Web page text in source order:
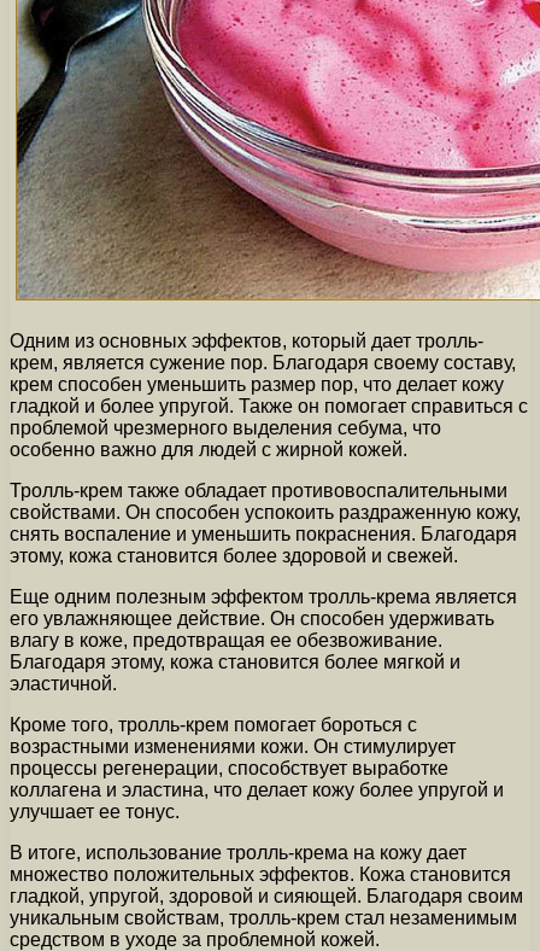
Одним из основных эффектов, который дает тролль-
крем, является сужение пор. Благодаря своему составу,
крем способен уменьшить размер пор, что делает кожу
гладкой и более упругой. Также он помогает справиться с
проблемой чрезмерного выделения себума, что
особенно важно для людей с жирной кожей.
Тролль-крем также обладает противовоспалительными
свойствами. Он способен успокоить раздраженную кожу,
снять воспаление и уменьшить покраснения. Благодаря
этому, кожа становится более здоровой и свежей.
Еще одним полезным эффектом тролль-крема является
его увлажняющее действие. Он способен удерживать
влагу в коже, предотвращая ее обезвоживание.
Благодаря этому, кожа становится более мягкой и
эластичной.
Кроме того, тролль-крем помогает бороться с
возрастными изменениями кожи. Он стимулирует
процессы регенерации, способствует выработке
коллагена и эластина, что делает кожу более упругой и
улучшает ее тонус.
В итоге, использование тролль-крема на кожу дает
множество положительных эффектов. Кожа становится
гладкой, упругой, здоровой и сияющей. Благодаря своим
уникальным свойствам, тролль-крем стал незаменимым
средством в уходе за проблемной кожей.